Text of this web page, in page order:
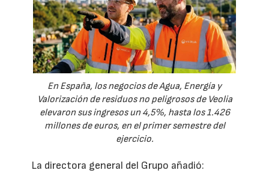
En España, los negocios de Agua, Energía y
Valorización de residuos no peligrosos de Veolia
elevaron sus ingresos un 4,5%, hasta los 1.426
millones de euros, en el primer semestre del
ejercicio.
La directora general del Grupo añadió: